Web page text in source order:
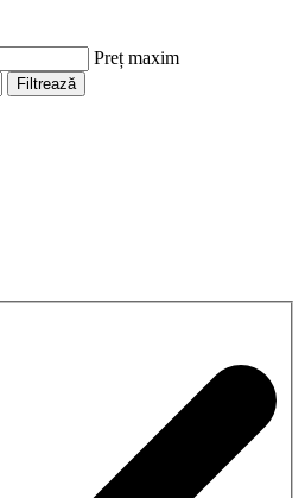
Preț maxim
Filtrează